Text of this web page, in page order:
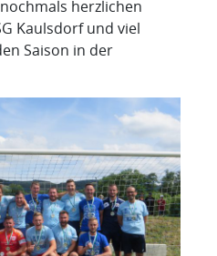
herzlichen
Kaulsdorf und viel
Saison in der